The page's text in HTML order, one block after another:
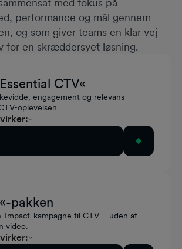
med fokus på
performance og mål gennem
og som giver teams en klar vej
for en skræddersyet løsning.
CTV«
engagement og relevans
oplevelsen.
til at handle i naturlige pauser
pakken
Impact-kampagne til CTV – uden at
video.